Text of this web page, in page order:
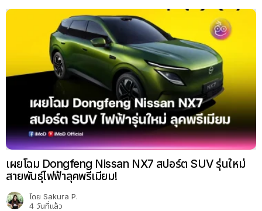
เผยโฉม Dongfeng Nissan NX7 สปอร์ต SUV รุ่นใหม่
สายพันธุ์ไฟฟ้าลุคพรีเมียม!
โดย Sakura P.
4 วันที่แล้ว